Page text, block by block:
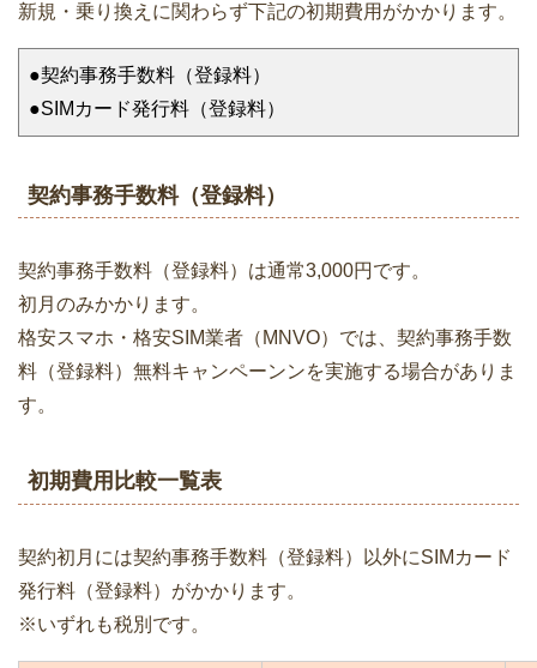
新規・乗り換えに関わらず下記の初期費用がかかります。
●契約事務手数料（登録料）
●SIMカード発行料（登録料）
契約事務手数料（登録料）
契約事務手数料（登録料）は通常3,000円です。
初月のみかかります。
格安スマホ・格安SIM業者（MNVO）では、契約事務手数
料（登録料）無料キャンペーンンを実施する場合がありま
す。
初期費用比較一覧表
契約初月には契約事務手数料（登録料）以外にSIMカード
発行料（登録料）がかかります。
※いずれも税別です。